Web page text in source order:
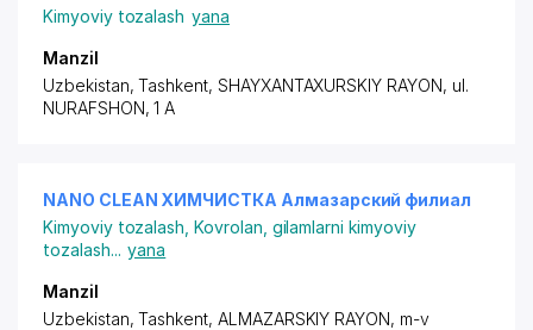
Kimyoviy tozalash yana
Manzil
Uzbekistan, Tashkent, SHAYXANTAXURSKIY RAYON, ul.
NURAFSHON, 1 A
NANO CLEAN ХИМЧИСТКА Алмазарский филиал
Kimyoviy tozalash ,Kovrolan, gilamlarni kimyoviy
tozalash... yana
Manzil
Uzbekistan, Tashkent, ALMAZARSKIY RAYON, m-v